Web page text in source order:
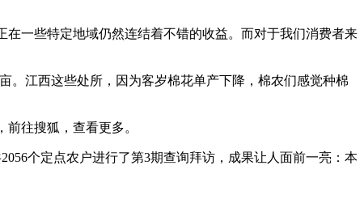
一些特定地域仍然连结着不错的收益。而对于我们消费者来
江西这些处所，因为客岁棉花单产下降，棉农们感觉种棉
往搜狐，查看更多。
个定点农户进行了第3期查询拜访，成果让人面前一亮：本